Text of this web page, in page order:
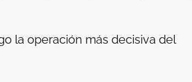
la operación más decisiva del